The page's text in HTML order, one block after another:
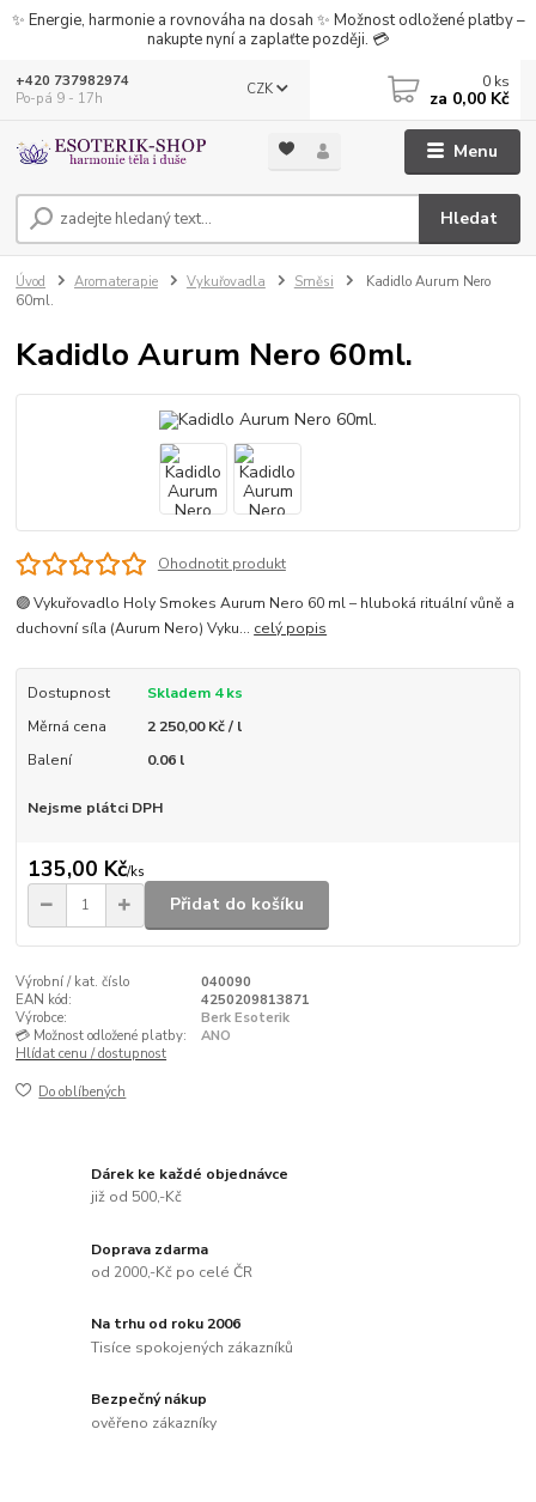
✨ Energie, harmonie a rovnováha na dosah ✨ Možnost odložené platby –
nakupte nyní a zaplaťte později. 💳
Menu
CZK
Hledat
+420 737982974
Po-pá 9 - 17h
0 ks
za 0,00 Kč
Úvod Aromaterapie Vykuřovadla Směsi
Kadidlo Aurum Nero
60ml.
Kadidlo Aurum Nero 60ml.
Ohodnotit produkt
🟣 Vykuřovadlo Holy Smokes Aurum Nero 60 ml – hluboká rituální vůně a
duchovní síla (Aurum Nero) Vyku... celý popis
Dostupnost
Skladem 4 ks
Měrná cena
2 250,00 Kč / l
Balení
0.06 l
Nejsme plátci DPH
135,00 Kč/ks
Přidat do košíku
Výrobní / kat. číslo
040090
EAN kód:
4250209813871
Výrobce:
Berk Esoterik
💳 Možnost odložené platby:
ANO
Hlídat cenu / dostupnost
Do oblíbených
Dárek ke každé objednávce
již od 500,-Kč
Doprava zdarma
od 2000,-Kč po celé ČR
Na trhu od roku 2006
Tisíce spokojených zákazníků
Bezpečný nákup
ověřeno zákazníky